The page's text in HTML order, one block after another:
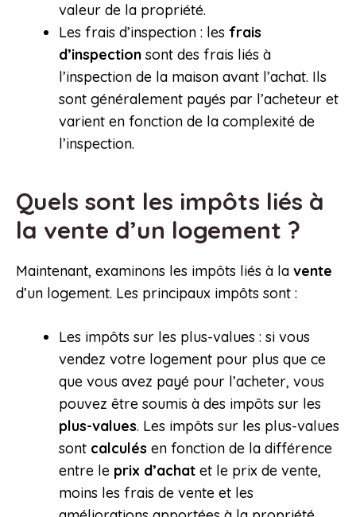
valeur de la propriété.
Les frais d’inspection : les frais
d’inspection sont des frais liés à
l’inspection de la maison avant l’achat. Ils
sont généralement payés par l’acheteur et
varient en fonction de la complexité de
l’inspection.
Quels sont les impôts liés à
la vente d’un logement ?
Maintenant, examinons les impôts liés à la vente
d’un logement. Les principaux impôts sont :
Les impôts sur les plus-values : si vous
vendez votre logement pour plus que ce
que vous avez payé pour l’acheter, vous
pouvez être soumis à des impôts sur les
plus-values. Les impôts sur les plus-values
sont calculés en fonction de la différence
entre le prix d’achat et le prix de vente,
moins les frais de vente et les